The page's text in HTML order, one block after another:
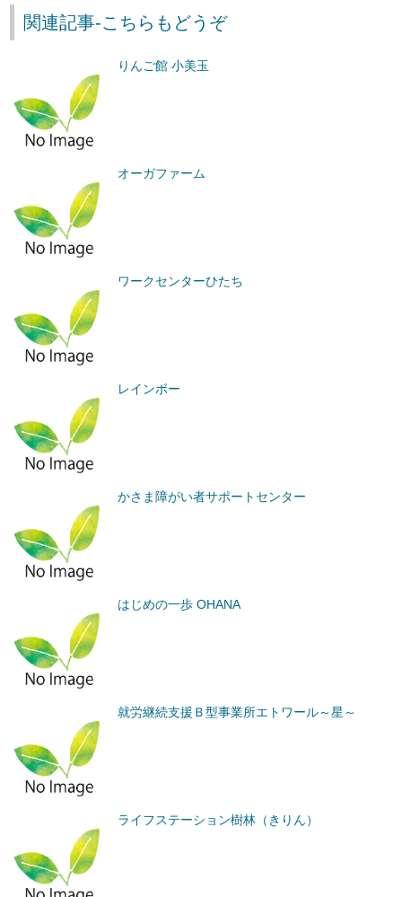
関連記事-こちらもどうぞ
りんご館 小美玉
オーガファーム
ワークセンターひたち
レインボー
かさま障がい者サポートセンター
はじめの一歩 OHANA
就労継続支援Ｂ型事業所エトワール～星～
ライフステーション樹林（きりん）